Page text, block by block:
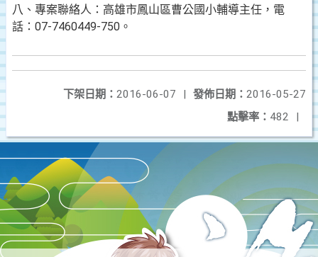
八、專案聯絡人：高雄市鳳山區曹公國小輔導主任，電
話：07-7460449-750。
發佈日期： 2016-05-27
下架日期： 2016-06-07
|
點擊率： 482 |